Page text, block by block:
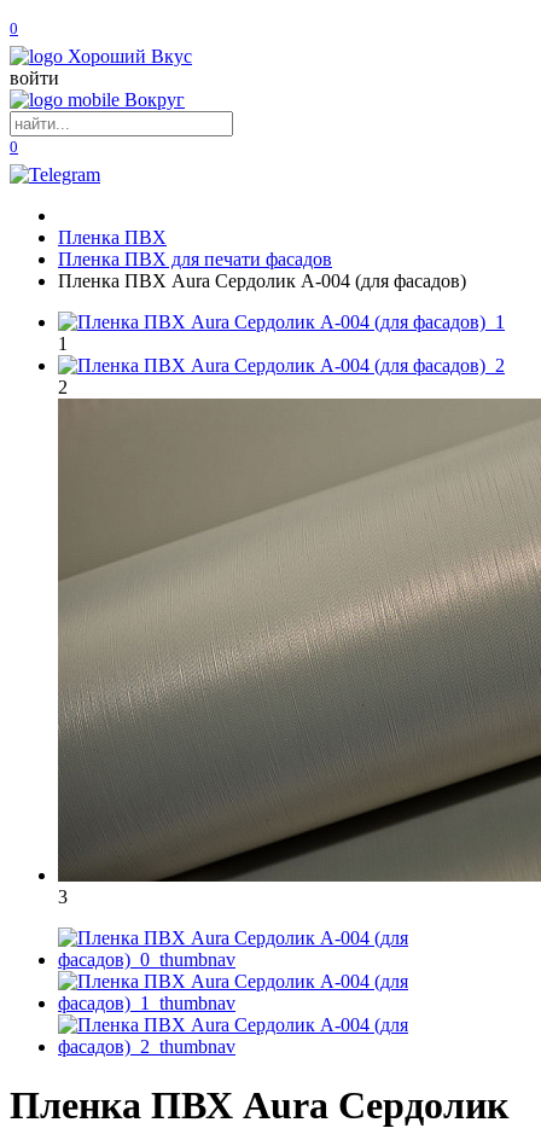
0
войти
0
Пленка ПВХ
Пленка ПВХ для печати фасадов
Пленка ПВХ Aura Сердолик А-004 (для фасадов)
1
2
3
Пленка ПВХ Aura Сердолик